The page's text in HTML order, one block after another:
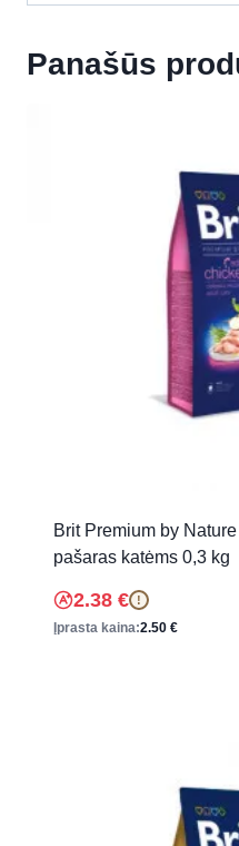
Panašūs
Brit Premium by
pašaras katėms 0,3 kg
2.38 € !
Įprasta kaina:2.50 €